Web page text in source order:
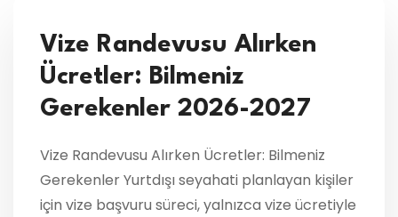
Vize Randevusu Alırken
Ücretler: Bilmeniz
Gerekenler 2026-2027
Vize Randevusu Alırken Ücretler: Bilmeniz
Gerekenler Yurtdışı seyahati planlayan kişiler
için vize başvuru süreci, yalnızca vize ücretiyle